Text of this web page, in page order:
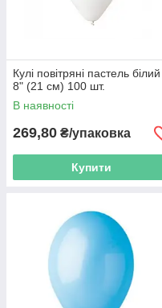
Кулі повітряні пастель білий
8" (21 см) 100 шт.
В наявності
269,80 ₴/упаковка
Купити